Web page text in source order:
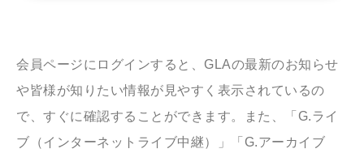
会員ページにログインすると、GLAの最新のお知らせ
や皆様が知りたい情報が見やすく表示されているの
で、すぐに確認することができます。また、「G.ライ
ブ（インターネットライブ中継）」「G.アーカイブ